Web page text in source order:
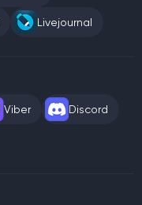
Livejournal
Viber Discord